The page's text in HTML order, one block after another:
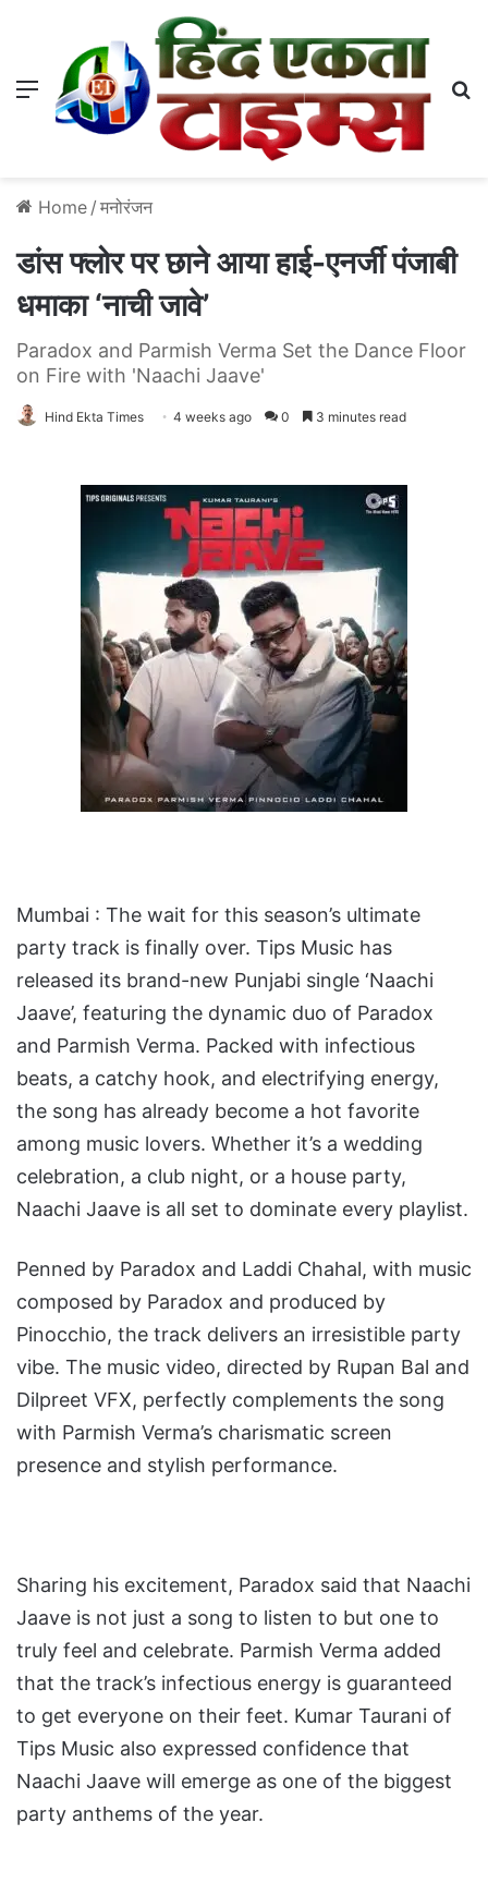
Menu
Home / मनोरंजन
डांस फ्लोर पर छाने आया हाई-एनर्जी पंजाबी
धमाका ‘नाची जावे’
Paradox and Parmish Verma Set the Dance Floor
on Fire with 'Naachi Jaave'
Hind Ekta Times 4 weeks ago 0 3 minutes read
Mumbai : The wait for this season’s ultimate
party track is finally over. Tips Music has
released its brand-new Punjabi single ‘Naachi
Jaave’, featuring the dynamic duo of Paradox
and Parmish Verma. Packed with infectious
beats, a catchy hook, and electrifying energy,
the song has already become a hot favorite
among music lovers. Whether it’s a wedding
celebration, a club night, or a house party,
Naachi Jaave is all set to dominate every playlist.
Penned by Paradox and Laddi Chahal, with music
composed by Paradox and produced by
Pinocchio, the track delivers an irresistible party
vibe. The music video, directed by Rupan Bal and
Dilpreet VFX, perfectly complements the song
with Parmish Verma’s charismatic screen
presence and stylish performance.
Sharing his excitement, Paradox said that Naachi
Jaave is not just a song to listen to but one to
truly feel and celebrate. Parmish Verma added
that the track’s infectious energy is guaranteed
to get everyone on their feet. Kumar Taurani of
Tips Music also expressed confidence that
Naachi Jaave will emerge as one of the biggest
party anthems of the year.